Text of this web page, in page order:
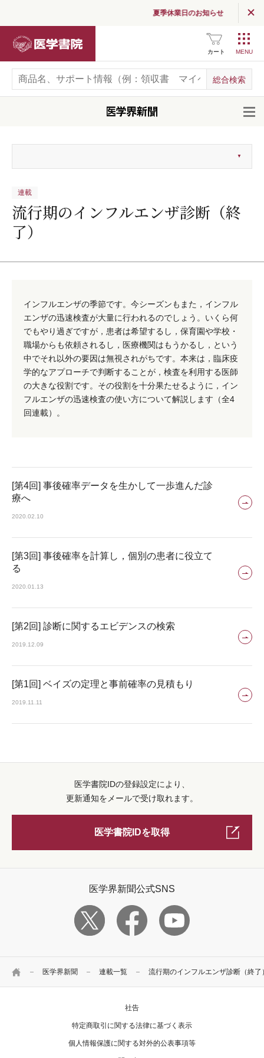
夏季休業日のお知らせ
カート
HOME 医学界新聞 連載一覧 流行期のインフルエンザ診断（終了
連載
流行期のインフルエンザ診断（終
了）
インフルエンザの季節です。今シーズンもまた，インフル
エンザの迅速検査が大量に行われるのでしょう。いくら何
でもやり過ぎですが，患者は希望するし，保育園や学校・
職場からも依頼されるし，医療機関はもうかるし，という
中でそれ以外の要因は無視されがちです。本来は，臨床疫
学的なアプローチで判断することが，検査を利用する医師
の大きな役割です。その役割を十分果たせるように，イン
フルエンザの迅速検査の使い方について解説します（全4
回連載）。
[第4回] 事後確率データを生かして一歩進んだ診
療へ
2020.02.10
[第3回] 事後確率を計算し，個別の患者に役立て
る
2020.01.13
[第2回] 診断に関するエビデンスの検索
2019.12.09
[第1回] ベイズの定理と事前確率の見積もり
2019.11.11
医学書院IDの登録設定により、
更新通知をメールで受け取れます。
医学書院IDを取得
医学界新聞公式SNS
社告
特定商取引に関する法律に基づく表示
個人情報保護に関する対外的公表事項等